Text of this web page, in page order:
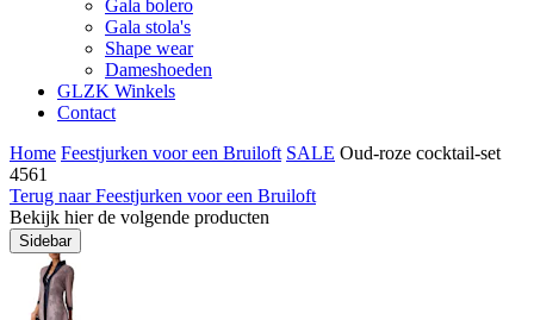
Gala bolero
Gala stola's
Shape wear
Dameshoeden
GLZK Winkels
Contact
Home Feestjurken voor een Bruiloft SALE Oud-roze cocktail-set
4561
Terug naar Feestjurken voor een Bruiloft
Bekijk hier de volgende producten
Sidebar